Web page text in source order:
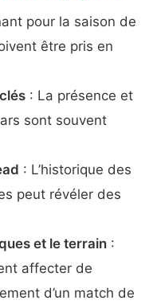
pour la saison de
être pris en
: La présence et
sont souvent
: L’historique des
peut révéler des
et le terrain :
affecter de
d’un match de